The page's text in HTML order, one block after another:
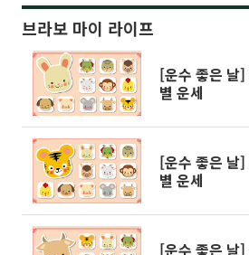
브라보 마이 라이프
[운수 좋은 날
별 운세
[운수 좋은 날
별 운세
[운수 좋은 날